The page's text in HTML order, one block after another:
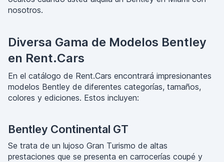
nosotros.
Diversa Gama de Modelos Bentley
en Rent.Cars
En el catálogo de Rent.Cars encontrará impresionantes
modelos Bentley de diferentes categorías, tamaños,
colores y ediciones. Estos incluyen:
Bentley Continental GT
Se trata de un lujoso Gran Turismo de altas
prestaciones que se presenta en carrocerías coupé y